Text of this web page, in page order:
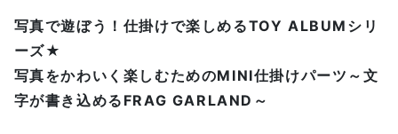
写真で遊ぼう！仕掛けで楽しめるTOY ALBUMシリ
ーズ★
写真をかわいく楽しむためのMINI仕掛けパーツ～文
字が書き込めるFRAG GARLAND～